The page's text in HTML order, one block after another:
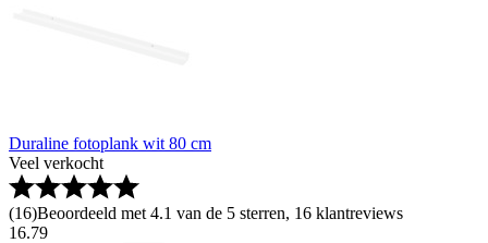
Duraline fotoplank wit 80 cm
Veel verkocht
(16)Beoordeeld met 4.1 van de 5 sterren, 16 klantreviews
16.79